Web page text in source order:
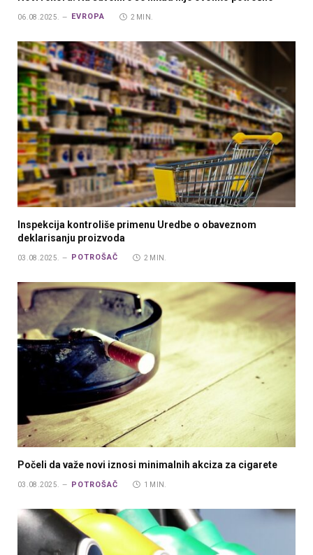
06.08.2025. EVROPA 2 MIN.
Inspekcija kontroliše primenu Uredbe o obaveznom
deklarisanju proizvoda
03.08.2025. POTROŠAČ 2 MIN.
Počeli da važe novi iznosi minimalnih akciza za cigarete
03.08.2025. POTROŠAČ 1 MIN.